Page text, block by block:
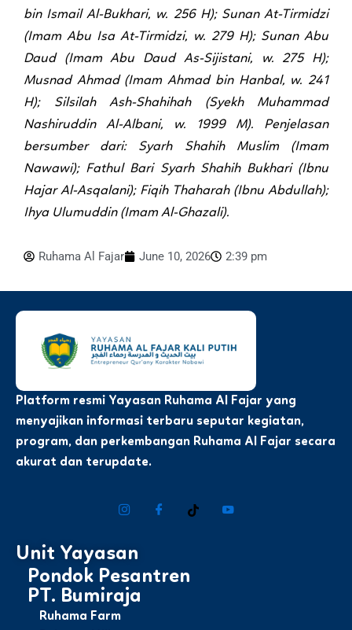
bin Ismail Al-Bukhari, w. 256 H); Sunan At-Tirmidzi
(Imam Abu Isa At-Tirmidzi, w. 279 H); Sunan Abu
Daud (Imam Abu Daud As-Sijistani, w. 275 H);
Musnad Ahmad (Imam Ahmad bin Hanbal, w. 241
H); Silsilah Ash-Shahihah (Syekh Muhammad
Nashiruddin Al-Albani, w. 1999 M). Penjelasan
bersumber dari: Syarh Shahih Muslim (Imam
Nawawi); Fathul Bari Syarh Shahih Bukhari (Ibnu
Hajar Al-Asqalani); Fiqih Thaharah (Ibnu Abdullah);
Ihya Ulumuddin (Imam Al-Ghazali).
Ruhama Al Fajar June 10, 2026 2:39 pm
Platform resmi Yayasan Ruhama Al Fajar yang
menyajikan informasi terbaru seputar kegiatan,
program, dan perkembangan Ruhama Al Fajar secara
akurat dan terupdate.
Unit Yayasan
Pondok Pesantren
PT. Bumiraja
Ruhama Farm